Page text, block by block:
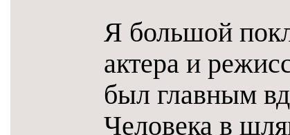
Я большой
актера и
был главным
Человека в